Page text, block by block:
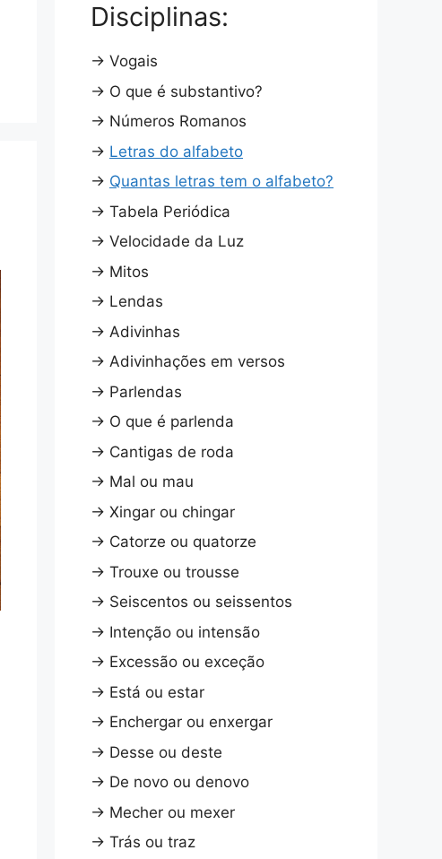
Disciplinas:
→ Vogais
→ O que é substantivo?
→ Números Romanos
→ Letras do alfabeto
→ Quantas letras tem o alfabeto?
→ Tabela Periódica
→ Velocidade da Luz
→ Mitos
→ Lendas
→ Adivinhas
→ Adivinhações em versos
→ Parlendas
→ O que é parlenda
→ Cantigas de roda
→ Mal ou mau
→ Xingar ou chingar
→ Catorze ou quatorze
→ Trouxe ou trousse
→ Seiscentos ou seissentos
→ Intenção ou intensão
→ Excessão ou exceção
→ Está ou estar
→ Enchergar ou enxergar
→ Desse ou deste
→ De novo ou denovo
→ Mecher ou mexer
→ Trás ou traz